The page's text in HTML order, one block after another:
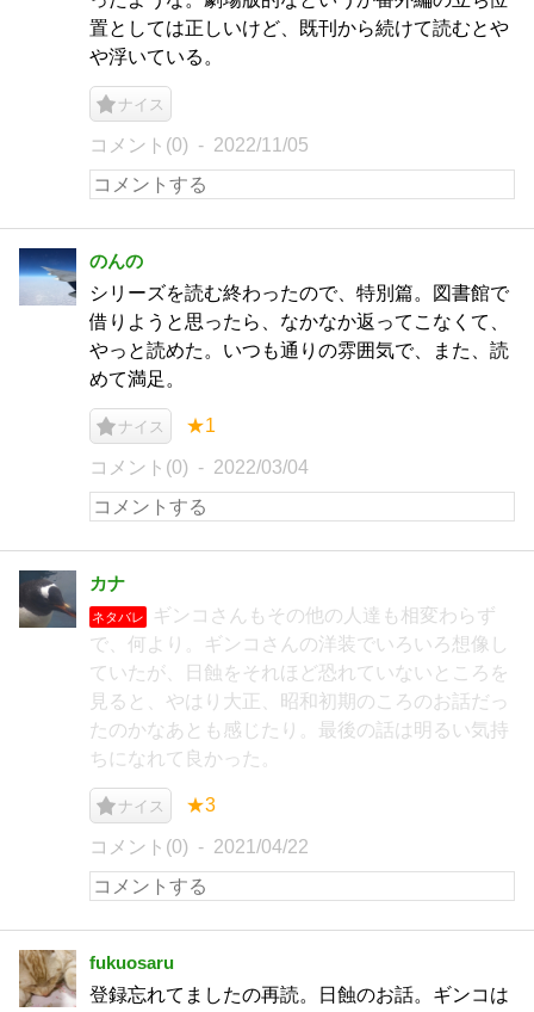
置としては正しいけど、既刊から続けて読むとや
や浮いている。
ナイス
コメント(0) 2022/11/05
のんの
シリーズを読む終わったので、特別篇。図書館で
借りようと思ったら、なかなか返ってこなくて、
やっと読めた。いつも通りの雰囲気で、また、読
めて満足。
ナイス ★1
コメント(0) 2022/03/04
カナ
ネタバレ
ギンコさんもその他の人達も相変わらず
で、何より。ギンコさんの洋装でいろいろ想像し
ていたが、日蝕をそれほど恐れていないところを
見ると、やはり大正、昭和初期のころのお話だっ
たのかなあとも感じたり。最後の話は明るい気持
ちになれて良かった。
ナイス ★3
コメント(0) 2021/04/22
fukuosaru
登録忘れてましたの再読。日蝕のお話。ギンコは